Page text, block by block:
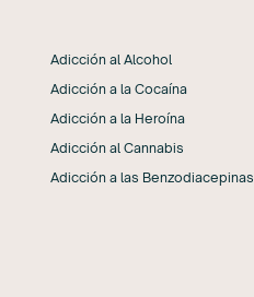
Adicción al Alcohol
Adicción a la Cocaína
Adicción a la Heroína
Adicción al Cannabis
Adicción a las Benzodiacepinas